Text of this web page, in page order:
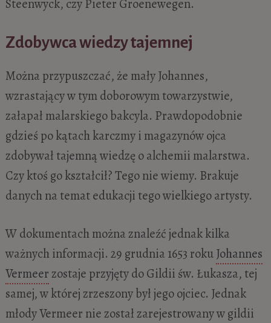
Steenwyck, czy Pieter Groenewegen.
Zdobywca wiedzy tajemnej
Można przypuszczać, że mały Johannes,
wzrastający w tym doborowym towarzystwie,
załapał malarskiego bakcyla. Prawdopodobnie
gdzieś po kątach karczmy i magazynów ojca
zdobywał tajemną wiedzę o alchemii malarstwa.
Czy ktoś go kształcił? Tego nie wiemy. Brakuje
danych na temat edukacji tego wielkiego artysty.
W dokumentach można znaleźć jednak kilka
ważnych informacji. 29 grudnia 1653 rokuJohannes
Vermeerzostaje przyjęty do Gildii św. Łukasza, tej
samej, w której zrzeszony był jego ojciec. Jednak
młody Vermeer nie został zarejestrowany w gildii